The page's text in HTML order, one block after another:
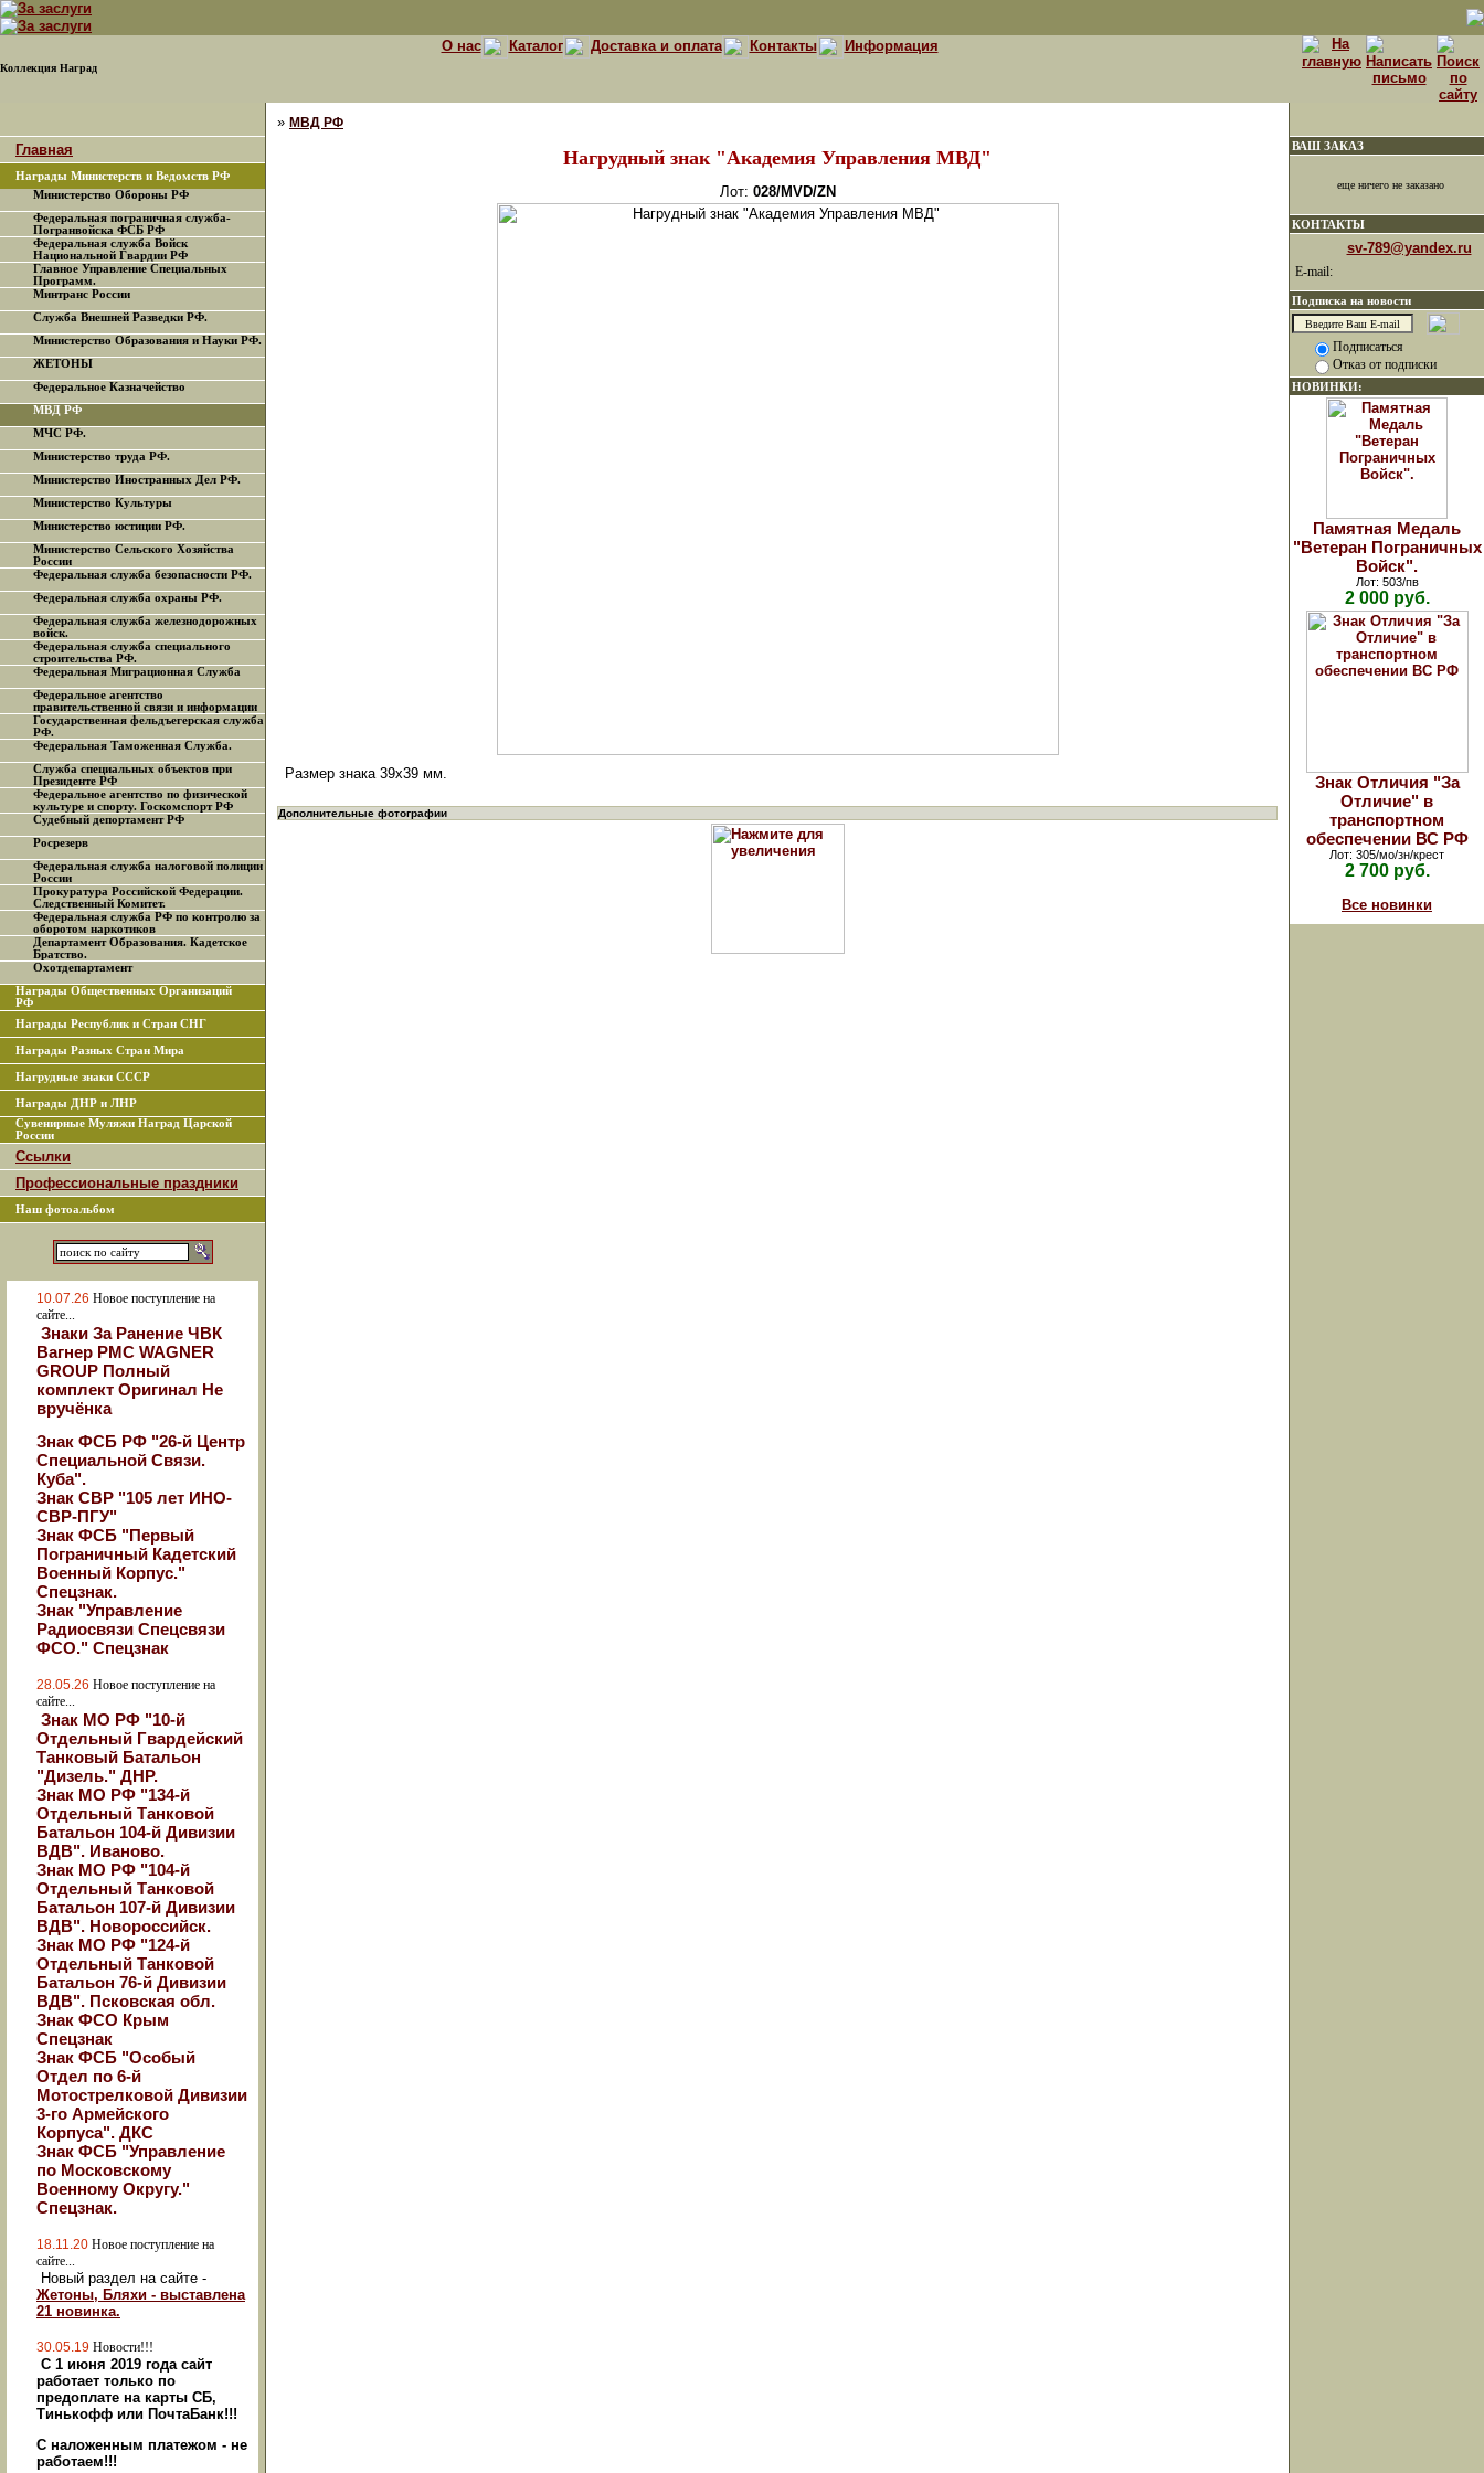
Коллекция Наград
О нас Каталог Доставка и оплата Контакты Информация
Главная
Награды Министерств и Ведомств РФ
Министерство Обороны РФ
Федеральная пограничная служба-
Погранвойска ФСБ РФ
Федеральная служба Войск
Национальной Гвардии РФ
Главное Управление Специальных
Программ.
Минтранс России
Служба Внешней Разведки РФ.
Министерство Образования и Науки РФ.
ЖЕТОНЫ
Федеральное Казначейство
МВД РФ
МЧС РФ.
Министерство труда РФ.
Министерство Иностранных Дел РФ.
Министерство Культуры
Министерство юстиции РФ.
Министерство Сельского Хозяйства
России
Федеральная служба безопасности РФ.
Федеральная служба охраны РФ.
Федеральная служба железнодорожных
войск.
Федеральная служба специального
строительства РФ.
Федеральная Миграционная Служба
Федеральное агентство
правительственной связи и информации
Государственная фельдъегерская служба
РФ.
Федеральная Таможенная Служба.
Служба специальных объектов при
Президенте РФ
Федеральное агентство по физической
культуре и спорту. Госкомспорт РФ
Судебный депортамент РФ
Росрезерв
Федеральная служба налоговой полиции
России
Прокуратура Российской Федерации.
Следственный Комитет.
Федеральная служба РФ по контролю за
оборотом наркотиков
Департамент Образования. Кадетское
Братство.
Охотдепартамент
Награды Общественных Организаций
РФ
Награды Республик и Стран СНГ
Награды Разных Стран Мира
Нагрудные знаки СССР
Награды ДНР и ЛНР
Сувенирные Муляжи Наград Царской
России
Ссылки
Профессиональные праздники
Наш фотоальбом
10.07.26 Новое поступление на
сайте...
Знаки За Ранение ЧВК
Вагнер РМС WAGNER
GROUP Полный
комплект Оригинал Не
вручёнка
Знак ФСБ РФ "26-й Центр
Специальной Связи.
Куба".
Знак СВР "105 лет ИНО-
СВР-ПГУ"
Знак ФСБ "Первый
Пограничный Кадетский
Военный Корпус."
Спецзнак.
Знак "Управление
Радиосвязи Спецсвязи
ФСО." Спецзнак
28.05.26 Новое поступление на
сайте...
Знак МО РФ "10-й
Отдельный Гвардейский
Танковый Батальон
"Дизель." ДНР.
Знак МО РФ "134-й
Отдельный Танковой
Батальон 104-й Дивизии
ВДВ". Иваново.
Знак МО РФ "104-й
Отдельный Танковой
Батальон 107-й Дивизии
ВДВ". Новороссийск.
Знак МО РФ "124-й
Отдельный Танковой
Батальон 76-й Дивизии
ВДВ". Псковская обл.
Знак ФСО Крым
Спецзнак
Знак ФСБ "Особый
Отдел по 6-й
Мотострелковой Дивизии
3-го Армейского
Корпуса". ДКС
Знак ФСБ "Управление
по Московскому
Военному Округу."
Спецзнак.
18.11.20 Новое поступление на
сайте...
Новый раздел на сайте -
Жетоны, Бляхи - выставлена
21 новинка.
30.05.19 Новости!!!
С 1 июня 2019 года сайт
работает только по
предоплате на карты СБ,
Тинькофф или ПочтаБанк!!!
С наложенным платежом - не
работаем!!!
» МВД РФ
Нагрудный знак "Академия Управления МВД"
Лот: 028/MVD/ZN
Размер знака 39х39 мм.
Дополнительные фотографии
ВАШ ЗАКАЗ
еще ничего не заказано
КОНТАКТЫ
sv-789@yandex.ru
E-mail:
Подписка на новости
Подписаться
Отказ от подписки
НОВИНКИ:
Памятная Медаль
"Ветеран Пограничных
Войск".
Лот: 503/пв
2 000 руб.
Знак Отличия "За
Отличие" в
транспортном
обеспечении ВС РФ
Лот: 305/мо/зн/крест
2 700 руб.
Все новинки